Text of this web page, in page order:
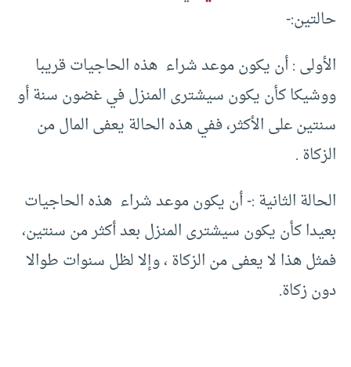
حالتين:-
الأولى : أن يكون موعد شراء هذه الحاجيات قريبا
ووشيكا كأن يكون سيشترى المنزل في غضون سنة أو
سنتين على الأكثر، ففي هذه الحالة يعفى المال من
الزكاة .
الحالة الثانية :- أن يكون موعد شراء هذه الحاجيات
بعيدا كأن يكون سيشترى المنزل بعد أكثر من سنتين،
فمثل هذا لا يعفى من الزكاة ، وإلا لظل سنوات طوالا
دون زكاة.